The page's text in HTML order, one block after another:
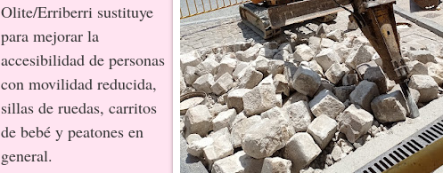
Olite/Erriberri sustituye
para mejorar la
accesibilidad de personas
con movilidad reducida,
sillas de ruedas, carritos
de bebé y peatones en
general.